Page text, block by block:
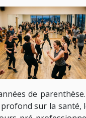
de
sur la santé,